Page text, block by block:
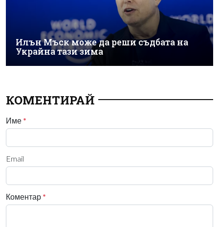
Илън Мъск може да реши съдбата на
Украйна тази зима
КОМЕНТИРАЙ
Име *
Email
Коментар *